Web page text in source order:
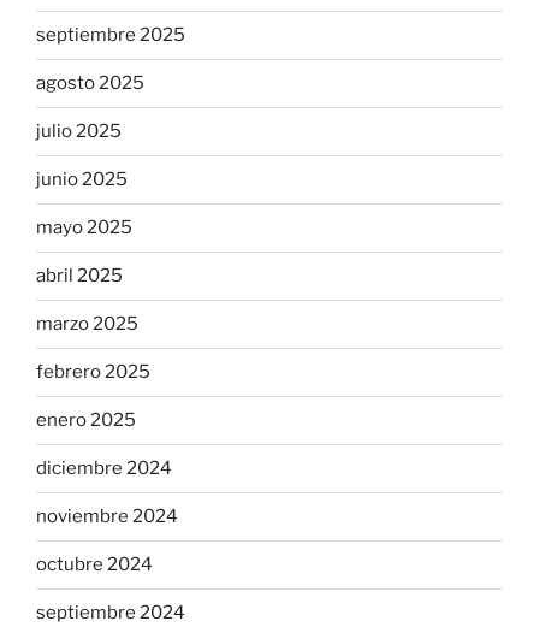
septiembre 2025
agosto 2025
julio 2025
junio 2025
mayo 2025
abril 2025
marzo 2025
febrero 2025
enero 2025
diciembre 2024
noviembre 2024
octubre 2024
septiembre 2024